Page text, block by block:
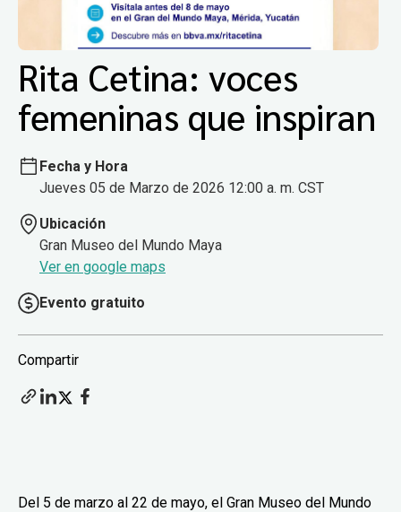
Rita Cetina: voces
femeninas que inspiran
Fecha y Hora
Jueves 05 de Marzo de 2026 12:00 a. m. CST
Ubicación
Gran Museo del Mundo Maya
Ver en google maps
Evento gratuito
Compartir
Del 5 de marzo al 22 de mayo, el Gran Museo del Mundo